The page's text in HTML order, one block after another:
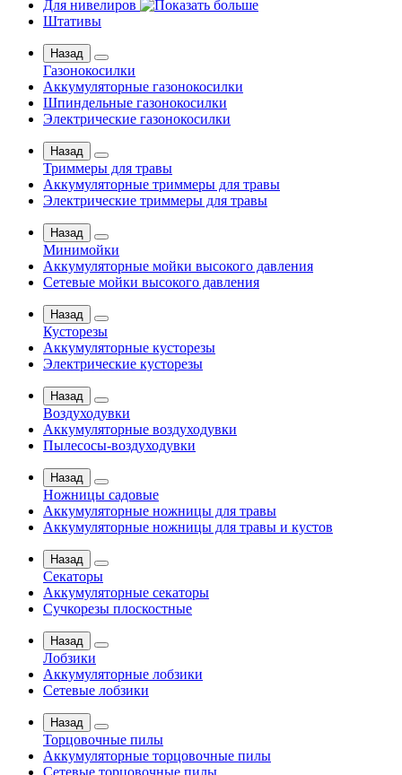
Для нивелиров
Штативы
Назад
Газонокосилки
Аккумуляторные газонокосилки
Шпиндельные газонокосилки
Электрические газонокосилки
Назад
Триммеры для травы
Аккумуляторные триммеры для травы
Электрические триммеры для травы
Назад
Минимойки
Аккумуляторные мойки высокого давления
Сетевые мойки высокого давления
Назад
Кусторезы
Аккумуляторные кусторезы
Электрические кусторезы
Назад
Воздуходувки
Аккумуляторные воздуходувки
Пылесосы-воздуходувки
Назад
Ножницы садовые
Аккумуляторные ножницы для травы
Аккумуляторные ножницы для травы и кустов
Назад
Секаторы
Аккумуляторные секаторы
Сучкорезы плоскостные
Назад
Лобзики
Аккумуляторные лобзики
Сетевые лобзики
Назад
Торцовочные пилы
Аккумуляторные торцовочные пилы
Сетевые торцовочные пилы